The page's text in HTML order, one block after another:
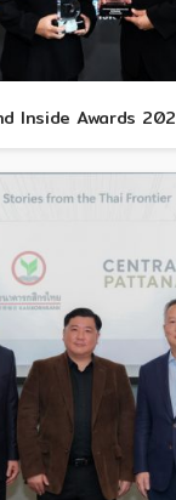
Inside Awards